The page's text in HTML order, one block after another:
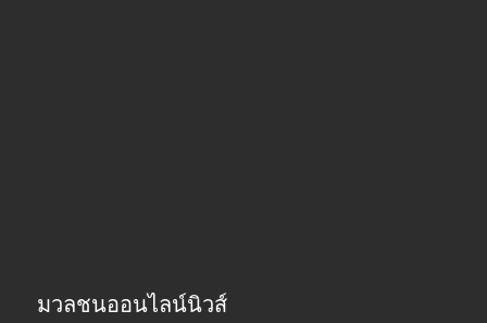
มวลชนออนไลน์นิวส์